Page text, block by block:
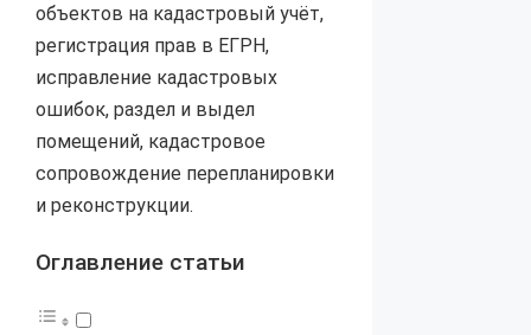
объектов на кадастровый учёт,
регистрация прав в ЕГРН,
исправление кадастровых
ошибок, раздел и выдел
помещений, кадастровое
сопровождение перепланировки
и реконструкции.
Оглавление статьи